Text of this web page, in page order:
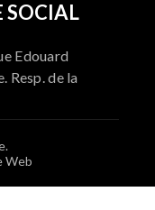
SOCIAL
Edouard
Resp. de la
Web